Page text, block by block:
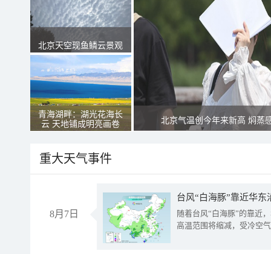
北京天空现鱼鳞云景观
青海湖畔：湖光花海长
云 天地铺成明亮画卷
北京气温创今年来新高 焖蒸
重大天气事件
8月7日
台风“白海豚”靠近华
随着台风“白海豚”的靠近
高温范围将缩减，受冷空